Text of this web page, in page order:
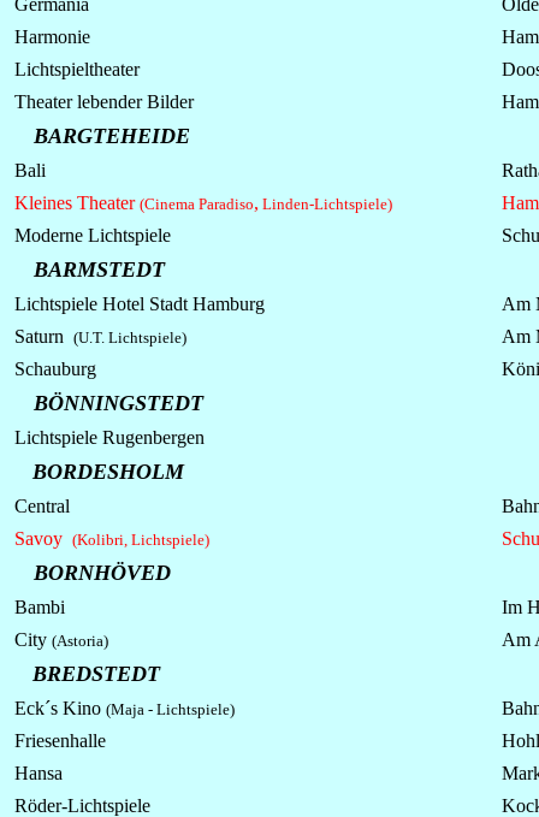
Germania
Harmonie
Lichtspieltheater
Theater lebender Bilder
BARGTEHEIDE
Bali
Kleines Theater (Cinema Paradiso, Linden-Lichtspiele)
Moderne Lichtspiele
BARMSTEDT
Lichtspiele Hotel Stadt Hamburg
Am
Saturn (U.T. Lichtspiele)
Am
Schauburg
BÖNNINGSTEDT
Lichtspiele Rugenbergen
BORDESHOLM
Central
Savoy (Kolibri, Lichtspiele)
BORNHÖVED
Bambi
Im
City (Astoria) Am
BREDSTEDT
Eck´s Kino (Maja - Lichtspiele)
Friesenhalle
Hansa
Röder-Lichtspiele